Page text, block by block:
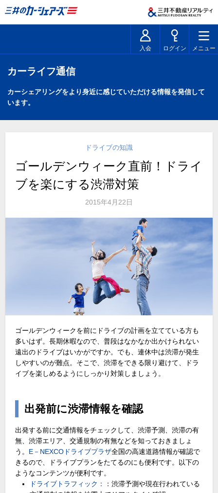
入会 ログイン メニュー
カーライフ通信
カーシェアリングをより身近に感じていただける情報を発信して
います。
ドライブの知識
ゴールデンウィーク直前！ドライ
ブを楽にする渋滞対策
2015年4月22日
ゴールデンウィークを前にドライブの計画を立てている方も
多いはず。長期休暇なので、普段はなかなか出かけられない
遠出のドライブはいかがですか。でも、連休中は渋滞が発生
しやすいのが難点。そこで、渋滞をできる限り避けて、ドラ
イブを楽しめるようにしっかり対策しましょう。
出発前に渋滞情報を確認
出発する前に交通情報をチェックして、渋滞予測、渋滞の有
無、渋滞エリア、交通規制の有無などを知っておきましょ
う。 E－NEXCOドライブプラザ全国の高速道路情報が確認で
きるので、ドライブプランをたてるのにも便利です。以下の
ようなコンテンツが便利です。
ドライブトラフィック：
：渋滞予測や現在行われている